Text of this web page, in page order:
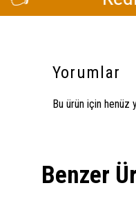
Yorumlar
Bu ürün için henüz
Benzer